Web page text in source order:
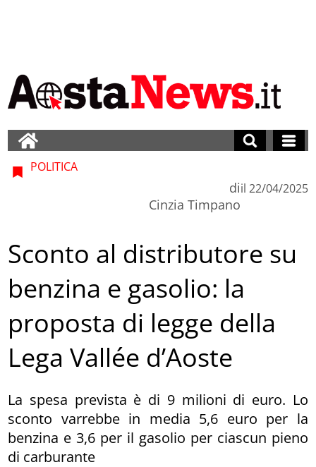
POLITICA
di
Cinzia Timpano
il 22/04/2025
Sconto al distributore su
benzina e gasolio: la
proposta di legge della
Lega Vallée d’Aoste
La spesa prevista è di 9 milioni di euro. Lo
sconto varrebbe in media 5,6 euro per la
benzina e 3,6 per il gasolio per ciascun pieno
di carburante